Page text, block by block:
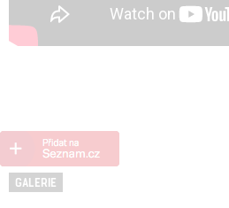
GALERIE